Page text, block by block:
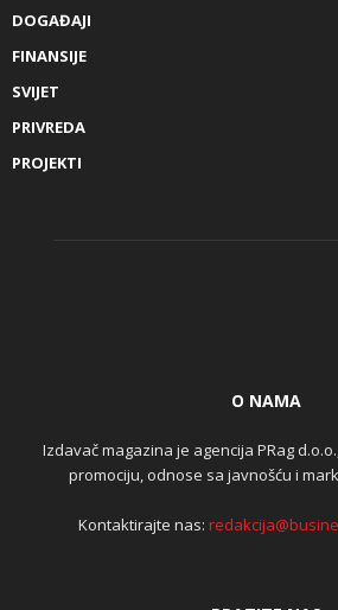
DOGAĐAJI
FINANSIJE
SVIJET
PRIVREDA
PROJEKTI
O NAMA
Izdavač magazina je agencija PRag
promociju, odnose sa javnošću i
Kontaktirajte nas: